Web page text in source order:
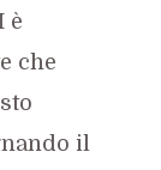
è
che
il